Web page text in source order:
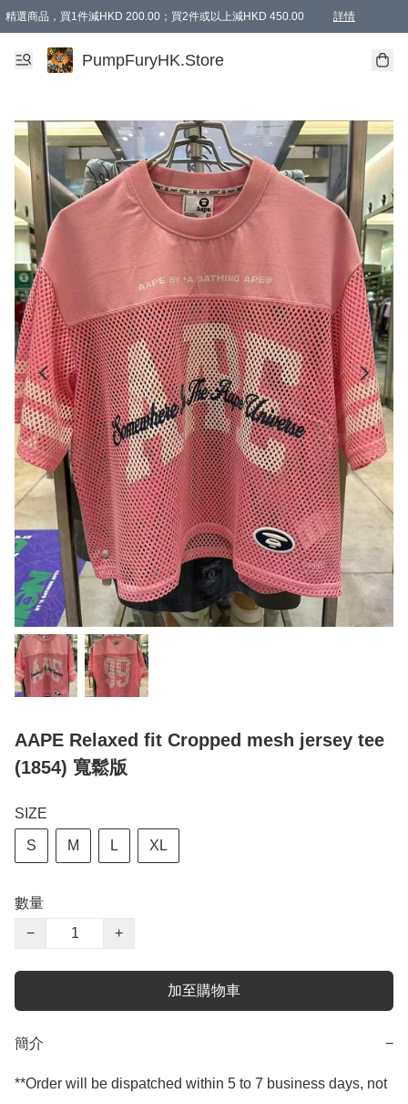
精選商品，買1件減HKD 200.00；買2件或以上減HKD 450.00 詳情
AAPE商品,會員專享9折或以上（按會員等級）AAPE products, members can
精選商品，任選買2件或以上減HKD 100.00
購物滿 HKD 800.00即享免運費優惠！（適用於 特定的送貨方式 )
PumpFuryHK.Store
AAPE Relaxed fit Cropped mesh jersey tee
(1854) 寬鬆版
SIZE
S M L XL
數量
−
+
加至購物車
簡介 −
**Order will be dispatched within 5 to 7 business days, not